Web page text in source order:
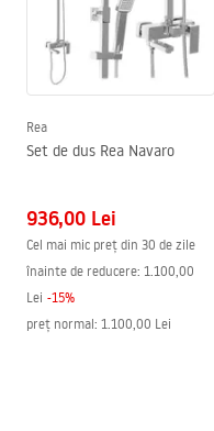
Material garnitura
Lungime (mm)
Rea
Set de dus Rea Navaro
936,00 Lei
Cel mai mic preț din 30 de zile
înainte de reducere: 1.100,00
Lei -15%
preț normal: 1.100,00 Lei